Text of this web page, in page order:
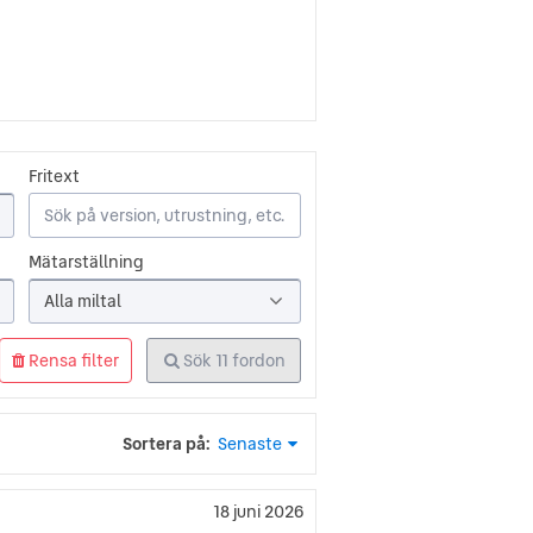
ett företag som tillverkade
skäl. Toyota producerade
Och strax efter detta
sälja bilar i landet. I samma veva
att växa ohämmat inom de egna
största biltillverkarna i världen.
Volkswagen, i både tillverkning och
utifrån omsättning, under jättar
Toyota Prius år 1997 blev
kommersiellt. Sedan dess har
Under April 2016 hade
för nära 5.7 miljoner.
Fritext
Mätarställning
Alla miltal
Rensa filter Sök 11 fordon
Sortera på: Senaste
18 juni 2026